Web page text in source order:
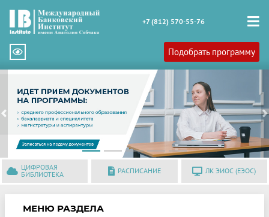
+7 (812) 570-55-76
Подобрать программу
Previous
ЦИФРОВАЯ
БИБЛИОТЕКА
РАСПИСАНИЕ ЛК ЭИОС (ЕЭОС)
МЕНЮ РАЗДЕЛА